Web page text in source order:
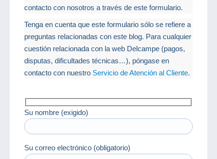
contacto con nosotros a través de este formulario.
Tenga en cuenta que este formulario sólo se refiere a
preguntas relacionadas con este blog. Para cualquier
cuestión relacionada con la web Delcampe (pagos,
disputas, dificultades técnicas…), póngase en
contacto con nuestro Servicio de Atención al Cliente.
Su nombre (exigido)
Su correo electrónico (obligatorio)